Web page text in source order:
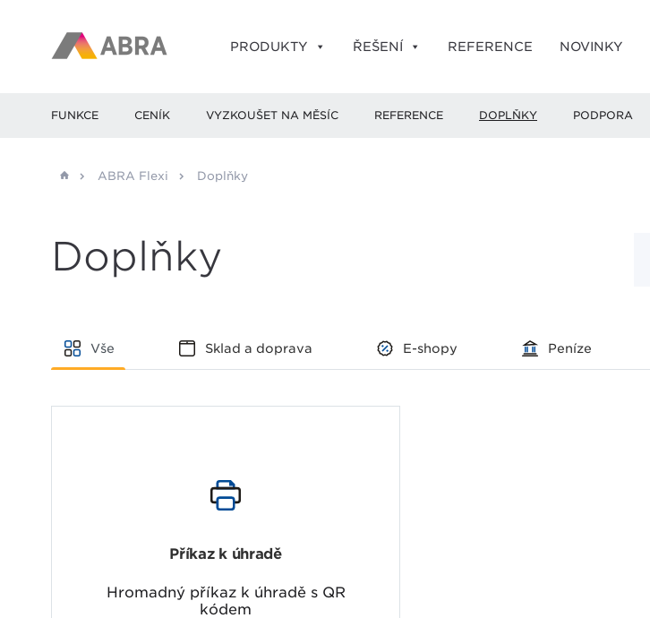
PRODUKTY ŘEŠENÍ REFERENCE NOVINKY
FUNKCE CENÍK VYZKOUŠET NA MĚSÍC REFERENCE DOPLŇKY PODPORA
ABRA Flexi Doplňky
Doplňky
Vše Sklad a doprava E-shopy Peníze
Příkaz k úhradě
Hromadný příkaz k úhradě s QR
kódem